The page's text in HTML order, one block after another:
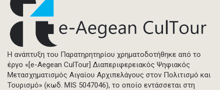
Η ανάπτυξη του Παρατηρητηρίου χρηματοδοτήθηκε από το
έργο «[e-Aegean CulTour] Διαπεριφερειακός Ψηφιακός
Μετασχηματισμός Αιγαίου Αρχιπελάγους στον Πολιτισμό και
Τουρισμό» (κωδ. MIS 5047046), το οποίο εντάσσεται στη